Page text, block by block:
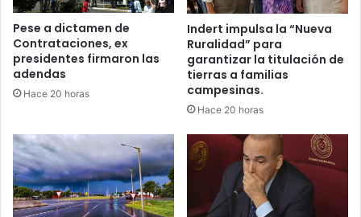
Pese a dictamen de
Contrataciones, ex
presidentes firmaron las
adendas
Hace 20 horas
Indert impulsa la “Nueva
Ruralidad” para
garantizar la titulación de
tierras a familias
campesinas.
Hace 20 horas